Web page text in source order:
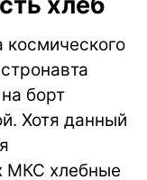
космического
борт
Хотя данный
МКС хлебные